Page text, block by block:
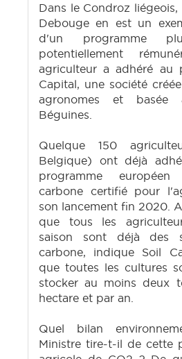
Dans le Condroz liégeois,
Debouge en est un
d'un programme
potentiellement
agriculteur a adhéré au
Capital, une société
agronomes et basée
Béguines.
Quelque 150
Belgique) ont déjà
programme
carbone certifié pour
son lancement fin 2020.
que tous les
saison sont déjà des
carbone, indique Soil
que toutes les cultures
stocker au moins deux
hectare et par an.
Quel bilan
Ministre tire-t-il de cette